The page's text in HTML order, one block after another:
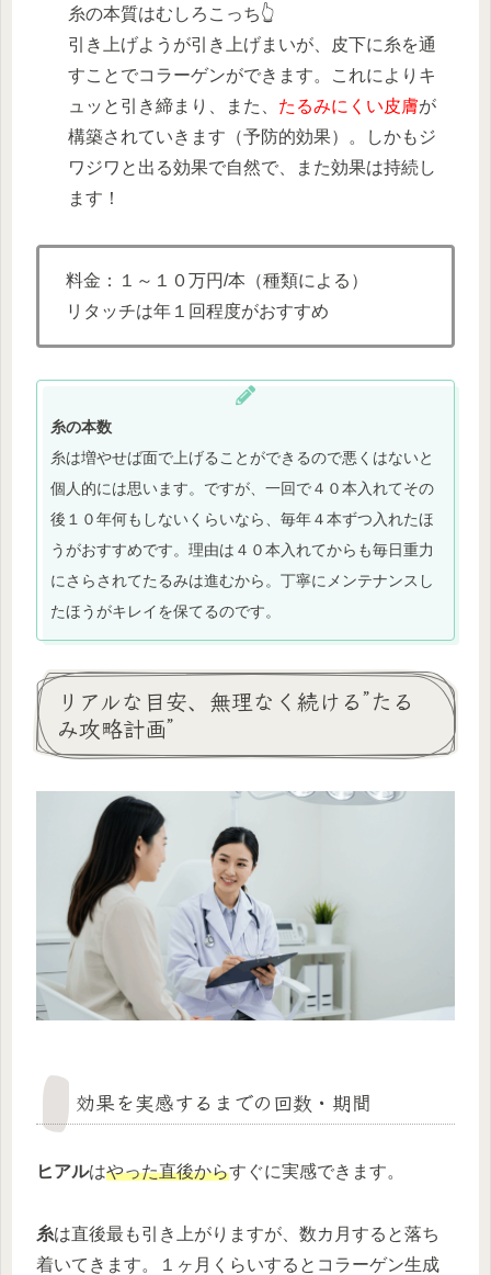
糸の本質はむしろこっち👆️
引き上げようが引き上げまいが、皮下に糸を通
すことでコラーゲンができます。これによりキ
ュッと引き締まり、また、 たるみにくい皮膚が
構築されていきます（予防的効果）。しかもジ
ワジワと出る効果で自然で、また効果は持続し
ます！
料金：１～１０万円/本（種類による）
リタッチは年１回程度がおすすめ
糸の本数
糸は増やせば面で上げることができるので悪くはないと
個人的には思います。ですが、一回で４０本入れてその
後１０年何もしないくらいなら、毎年４本ずつ入れたほ
うがおすすめです。理由は４０本入れてからも毎日重力
にさらされてたるみは進むから。丁寧にメンテナンスし
たほうがキレイを保てるのです。
リアルな目安、無理なく続ける”たる
み攻略計画”
効果を実感するまでの回数・期間
ヒアルはやった直後からすぐに実感できます。
糸は直後最も引き上がりますが、数カ月すると落ち
着いてきます。１ヶ月くらいするとコラーゲン生成